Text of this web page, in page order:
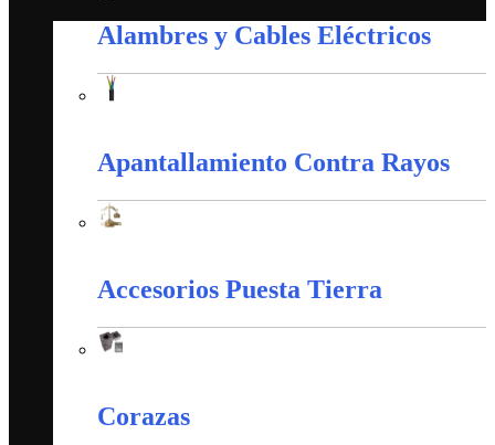
Alambres y Cables Eléctricos
Apantallamiento Contra Rayos
Accesorios Puesta Tierra
Corazas